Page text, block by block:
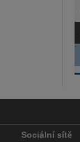
Sociální sítě